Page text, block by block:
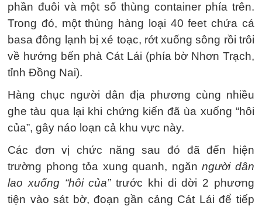
phần đuôi và một số thùng container phía trên.
Trong đó, một thùng hàng loại 40 feet chứa cá
basa đông lạnh bị xé toạc, rớt xuống sông rồi trôi
về hướng bến phà Cát Lái (phía bờ Nhơn Trạch,
tỉnh Đồng Nai).
Hàng chục người dân địa phương cùng nhiều
ghe tàu qua lại khi chứng kiến đã ùa xuống “hôi
của”, gây náo loạn cả khu vực này.
Các đơn vị chức năng sau đó đã đến hiện
trường phong tỏa xung quanh, ngănngười dân
lao xuống “hôi của”trước khi di dời 2 phương
tiện vào sát bờ, đoạn gần cảng Cát Lái để tiếp